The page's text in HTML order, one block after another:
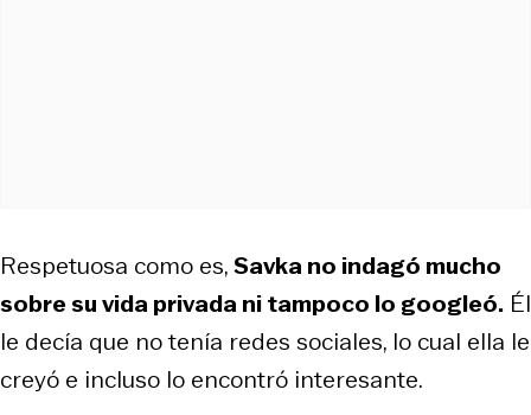
Respetuosa como es,Savka no indagó mucho
sobre su vida privada ni tampoco lo googleó. Él
le decía que no tenía redes sociales, lo cual ella le
creyó e incluso lo encontró interesante.